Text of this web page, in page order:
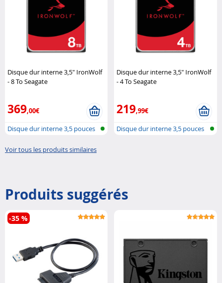
Disque dur interne 3,5" IronWolf
- 8 To Seagate
369,00€
Disque dur interne 3,5 pouces
Disque dur interne 3,5" IronWolf
- 4 To Seagate
219,99€
Disque dur interne 3,5 pouces
Voir tous les produits similaires
Produits suggérés
-35 %